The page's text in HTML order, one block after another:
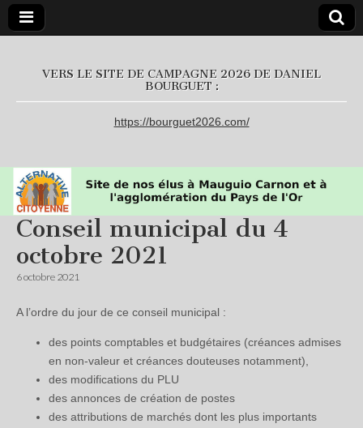
L'Alternative
Citoyenne
VERS LE SITE DE CAMPAGNE 2026 DE DANIEL
BOURGUET :
https://bourguet2026.com/
Conseil municipal du 4
octobre 2021
6 octobre 2021
A l’ordre du jour de ce conseil municipal :
des points comptables et budgétaires (créances admises
en non-valeur et créances douteuses notamment),
des modifications du PLU
des annonces de création de postes
des attributions de marchés dont les plus importants